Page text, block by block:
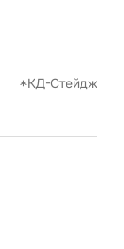
*КД-Стейдж